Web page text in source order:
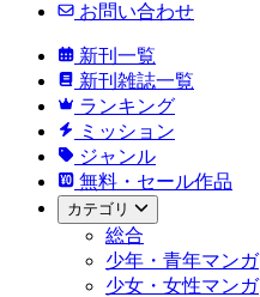
お問い合わせ
新刊一覧
新刊雑誌一覧
ランキング
ミッション
ジャンル
無料・セール作品
カテゴリ
総合
少年・青年マンガ
少女・女性マンガ